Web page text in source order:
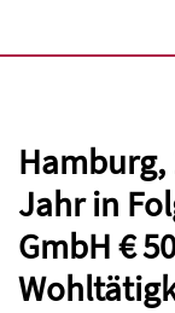
Hamburg,
Jahr in
GmbH €